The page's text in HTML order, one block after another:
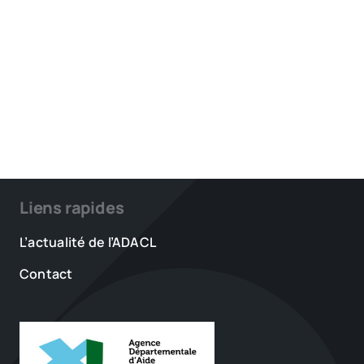
Liens rapides
L’actualité de l’ADACL
Contact